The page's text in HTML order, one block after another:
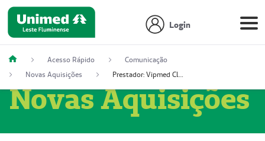
Login
Acesso Rápido
Comunicação
Novas Aquisições
Prestador: Vipmed Clínica Geral Ltda, 51004349-0 (Nome Fantasia: Policlínica Master)
Novas Aquisições